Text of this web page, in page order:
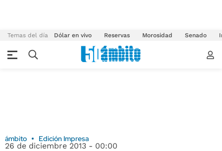
Temas del día Dólar en vivo Reservas Morosidad Senado
ámbito Edición Impresa
26 de diciembre 2013 - 00:00